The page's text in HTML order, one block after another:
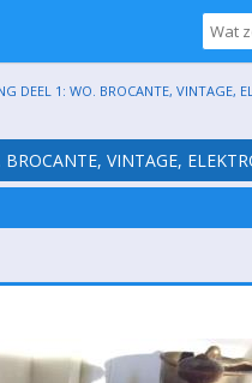
DEEL 1: WO. BROCANTE, VINTAGE,
VINTAGE,